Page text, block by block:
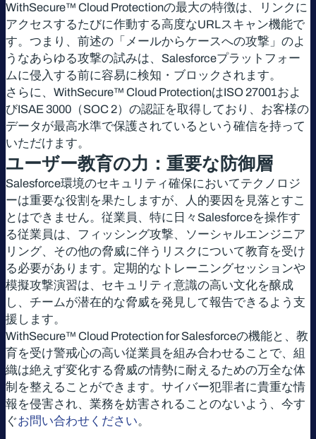
WithSecure™ Cloud Protectionの最大の特徴は、リンクに
アクセスするたびに作動する高度なURLスキャン機能で
す。つまり、前述の「メールからケースへの攻撃」のよ
うなあらゆる攻撃の試みは、Salesforceプラットフォー
ムに侵入する前に容易に検知・ブロックされます。
さらに、WithSecure™ Cloud ProtectionはISO 27001およ
びISAE 3000（SOC 2）の認証を取得しており、お客様の
データが最高水準で保護されているという確信を持って
いただけます。
ユーザー教育の力：重要な防御層
Salesforce環境のセキュリティ確保においてテクノロジ
ーは重要な役割を果たしますが、人的要因を見落とすこ
とはできません。従業員、特に日々Salesforceを操作す
る従業員は、フィッシング攻撃、ソーシャルエンジニア
リング、その他の脅威に伴うリスクについて教育を受け
る必要があります。定期的なトレーニングセッションや
模擬攻撃演習は、セキュリティ意識の高い文化を醸成
し、チームが潜在的な脅威を発見して報告できるよう支
援します。
WithSecure™ Cloud Protection for Salesforceの機能と、教
育を受け警戒心の高い従業員を組み合わせることで、組
織は絶えず変化する脅威の情勢に耐えるための万全な体
制を整えることができます。サイバー犯罪者に貴重な情
報を侵害され、業務を妨害されることのないよう、今す
ぐお問い合わせください。